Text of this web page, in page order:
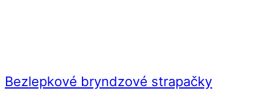
Bezlepkové bryndzové strapačky